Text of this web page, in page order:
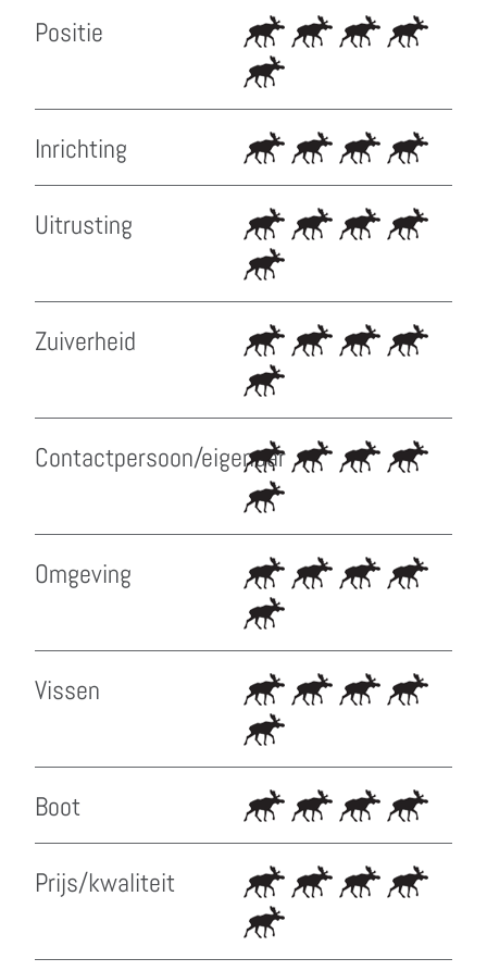
Positie
Inrichting
Uitrusting
Zuiverheid
Contactpersoon/eigenaar
Omgeving
Vissen
Boot
Prijs/kwaliteit